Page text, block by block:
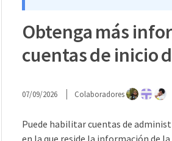
Obtenga más
cuentas de inicio
07/09/2026 Colaboradores
Puede habilitar cuentas de